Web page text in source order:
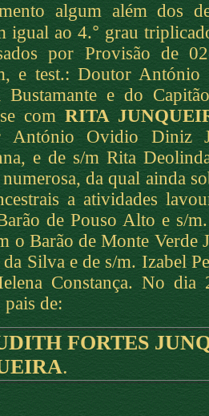
algum além dos
igual ao 4.° grau
por Provisão de
e test.: Doutor António
Bustamante e do
com RITA
António Ovidio Diniz
e de s/m Rita
da qual ainda
a atividades
de Pouso Alto e s/
o Barão de Monte
da Silva e de s/m. Izabel
Constança. No
de:
FORTES
.